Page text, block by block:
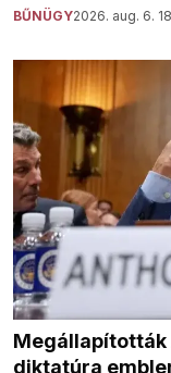
BŰNÜGY2026. aug. 6.
Megállapították
diktatúra